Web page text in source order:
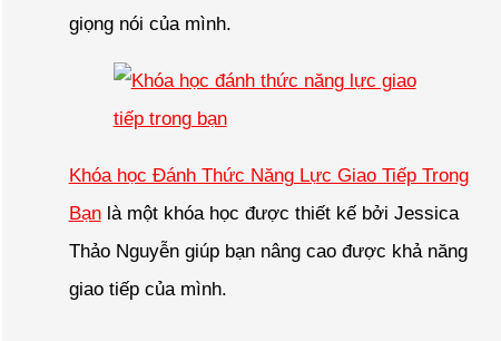
giọng nói của mình.
Khóa học Đánh Thức Năng Lực Giao Tiếp Trong
Bạnlà một khóa học được thiết kế bởi Jessica
Thảo Nguyễn giúp bạn nâng cao được khả năng
giao tiếp của mình.